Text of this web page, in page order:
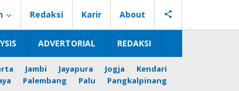
Redaksi Karir About
ADVERTORIAL REDAKSI
Jambi Jayapura Jogja
Kendari
Palembang Palu
Pangkalpinang